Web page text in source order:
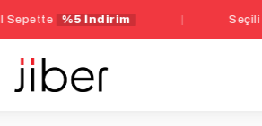
%5 İndirim | Seçili İç Giyim